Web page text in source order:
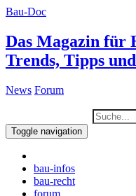
Bau-Doc
Das Magazin für
Trends, Tipps
News Forum
Toggle navigation
bau-infos
bau-recht
forum